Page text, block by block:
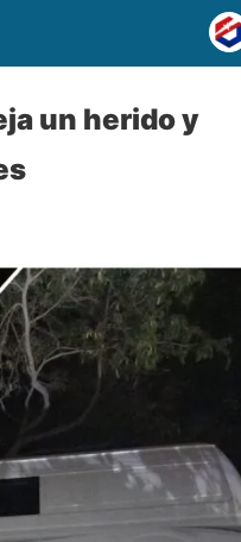
un herido y